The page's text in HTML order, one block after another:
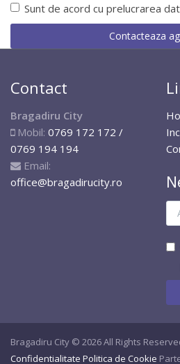
Sunt de acord cu prelucrarea
Contact
Bragadiru City
Mobil: 0769 172 172 /
0769 194 194
Email:
office@bragadirucity.ro
Bragadiru City © 2026 All Rights
Confidentialitate Politica de Cookie